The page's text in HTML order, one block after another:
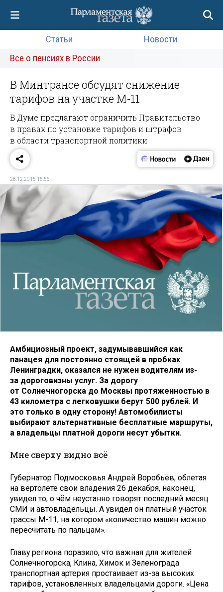
Статьи
Новости
Все о пенсиях в России
В Минтрансе обсудят снижение
тарифов на участке М-11
В Думе предлагают ограничить Правительство
в правах по установке тарифов и штрафов
в области транспортной политики
28.12.2015 15:56
Амбициозный проект, задумывавшийся как
панацея для постоянно стоящей в пробках
Ленинградки, оказался не нужен водителям из-
за дороговизны услуг. За дорогу
от Солнечногорска до Москвы протяженностью в
43 километра с легковушки берут 500 рублей. И
это только в одну сторону! Автомобилисты
выбирают альтернативные бесплатные маршруты,
а владельцы платной дороги несут убытки.
Мне сверху видно всё
Губернатор Подмосковья Андрей Воробьёв, облетая
на вертолёте свои владения 26 декабря, наконец,
увидел то, о чём неустанно говорят последний месяц
СМИ и автовладельцы. А увидел он платный участок
трассы М-11, на котором «количество машин можно
пересчитать по пальцам».
Главу региона поразило, что важная для жителей
Солнечногорска, Клина, Химок и Зеленограда
транспортная артерия простаивает из-за высоких
тарифов, установленных владельцами дороги. «Цена